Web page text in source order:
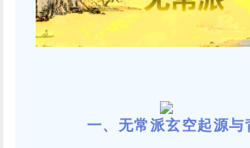
一、无常派玄空起源与